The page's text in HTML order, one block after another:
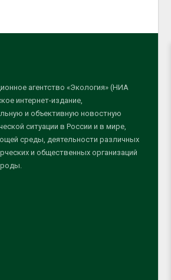
агентство «Экология» (НИА
интернет-издание,
и объективную новостную
ситуации в России и в мире,
среды, деятельности различных
и общественных организаций